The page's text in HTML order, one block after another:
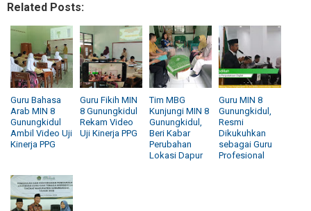
Related Posts:
Guru Bahasa
Arab MIN 8
Gunungkidul
Ambil Video Uji
Kinerja PPG
Guru Fikih MIN
8 Gunungkidul
Rekam Video
Uji Kinerja PPG
Tim MBG
Kunjungi MIN 8
Gunungkidul,
Beri Kabar
Perubahan
Lokasi Dapur
Guru MIN 8
Gunungkidul,
Resmi
Dikukuhkan
sebagai Guru
Profesional